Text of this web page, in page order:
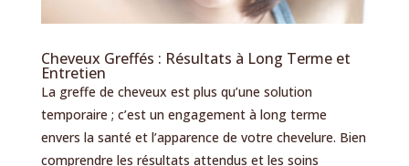
Cheveux Greffés : Résultats à Long Terme et
Entretien
La greffe de cheveux est plus qu’une solution
temporaire ; c’est un engagement à long terme
envers la santé et l’apparence de votre chevelure. Bien
comprendre les résultats attendus et les soins